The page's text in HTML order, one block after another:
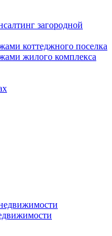
загородной
коттеджного поселка
жилого комплекса